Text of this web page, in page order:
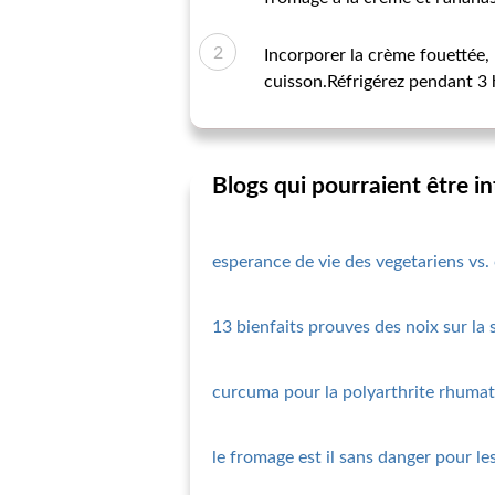
Incorporer la crème
cuisson.Réfrigérez pendant
Blogs qui pourraient être
esperance de vie des vegetariens
13 bienfaits prouves des noix sur la
curcuma pour la polyarthrite
le fromage est il sans danger pour